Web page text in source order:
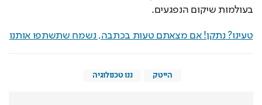
בעולמות שיקום הנפגעים.
טעינו? נתקן! אם מצאתם טעות בכתבה, נשמח שתשתפו אותנו
הייטק ננו טכנולוגיה